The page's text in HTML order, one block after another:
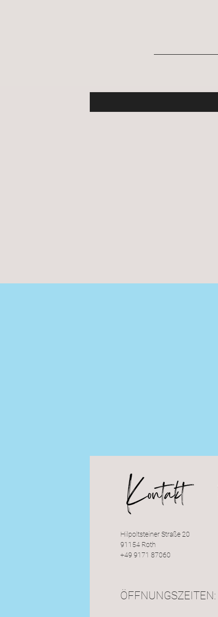
Hilpoltsteiner Straße 20
91154 Roth
+49 9171 87060
ÖFFNUNGSZEITEN: